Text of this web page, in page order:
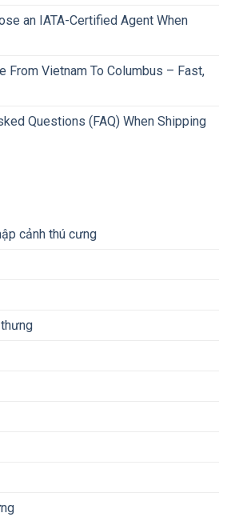
an IATA-Certified Agent When
From Vietnam To Columbus – Fast,
Questions (FAQ) When Shipping
cảnh thú cưng